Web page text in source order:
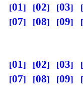
01 02 03
07
08 09
01 02 03
07
08 09